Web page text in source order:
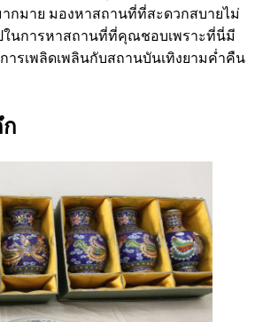
กมาย มองหาสถานที่ที่สะดวกสบายไม่
ในการหาสถานที่ที่คุณชอบเพราะที่นี่มี
รเพลิดเพลินกับสถานบันเทิงยามค่ำคืน